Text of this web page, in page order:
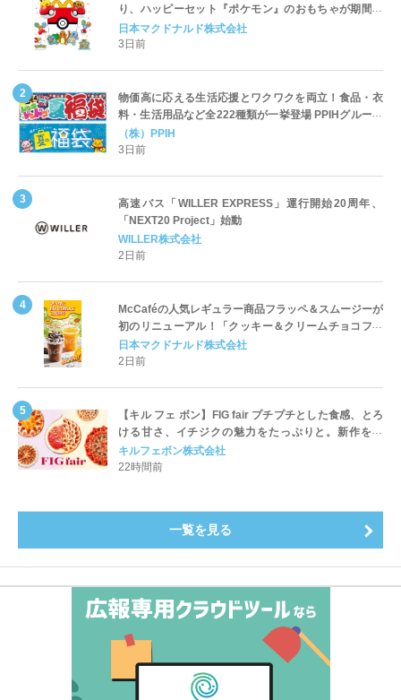
り、ハッピーセット『ポケモン』のおもちゃが期間限
定登場
日本マクドナルド株式会社
3日前
物価高に応える生活応援とワクワクを両立！食品・衣
料・生活用品など全222種類が一挙登場 PPIHグループ
「夏福袋」＆セール 8月6日(木)より順次スタート
（株）PPIH
3日前
高速バス「WILLER EXPRESS」運行開始20周年、
「NEXT20 Project」始動
WILLER株式会社
2日前
McCaféの人気レギュラー商品フラッペ＆スムージーが
初のリニューアル！「クッキー＆クリームチョコフラ
ッペ」「マンゴースムージー」8月5日（水）から販売
開始
日本マクドナルド株式会社
2日前
【キル フェ ボン】FIG fair プチプチとした食感、とろ
ける甘さ、イチジクの魅力をたっぷりと。新作を含
め、イチジク尽くしの全4種が登場8月20日（木）スタ
ート
キルフェボン株式会社
22時間前
一覧を見る